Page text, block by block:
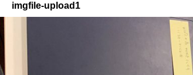
imgfile-upload1